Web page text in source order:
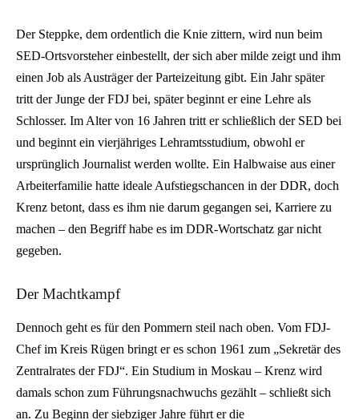
Der Steppke, dem ordentlich die Knie zittern, wird nun beim
SED-Ortsvorsteher einbestellt, der sich aber milde zeigt und ihm
einen Job als Austräger der Parteizeitung gibt. Ein Jahr später
tritt der Junge der FDJ bei, später beginnt er eine Lehre als
Schlosser. Im Alter von 16 Jahren tritt er schließlich der SED bei
und beginnt ein vierjähriges Lehramtsstudium, obwohl er
ursprünglich Journalist werden wollte. Ein Halbwaise aus einer
Arbeiterfamilie hatte ideale Aufstiegschancen in der DDR, doch
Krenz betont, dass es ihm nie darum gegangen sei, Karriere zu
machen – den Begriff habe es im DDR-Wortschatz gar nicht
gegeben.
Der Machtkampf
Dennoch geht es für den Pommern steil nach oben. Vom FDJ-
Chef im Kreis Rügen bringt er es schon 1961 zum „Sekretär des
Zentralrates der FDJ“. Ein Studium in Moskau – Krenz wird
damals schon zum Führungsnachwuchs gezählt – schließt sich
an. Zu Beginn der siebziger Jahre führt er die